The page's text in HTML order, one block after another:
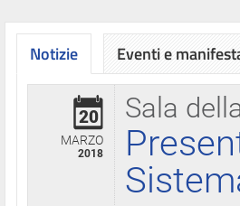
Notizie
Sala
20
MARZO
2018
Eventi e